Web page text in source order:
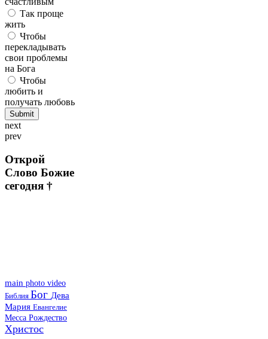
Так проще
жить
Чтобы
перекладывать
свои проблемы
на Бога
Чтобы
любить и
получать любовь
next
prev
Открой
Слово Божие
сегодня †
main photo video
Библия Бог Дева
Мария Евангелие
Месса Рождество
Христос